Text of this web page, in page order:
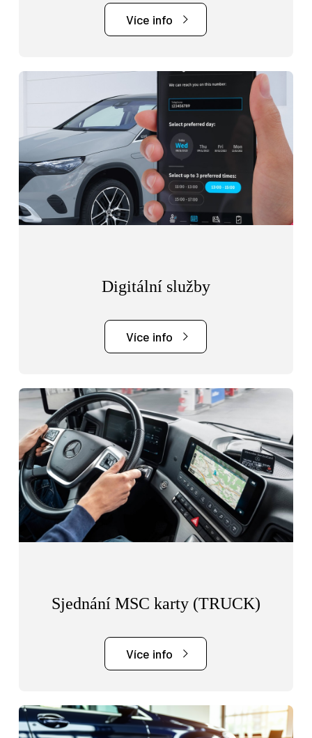
Více info
Digitální služby
Více info
Sjednání MSC karty (TRUCK)
Více info